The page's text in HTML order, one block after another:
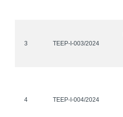
3 TEEP-I-003/2024
4 TEEP-I-004/2024